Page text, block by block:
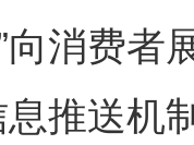
向消费者
息推送